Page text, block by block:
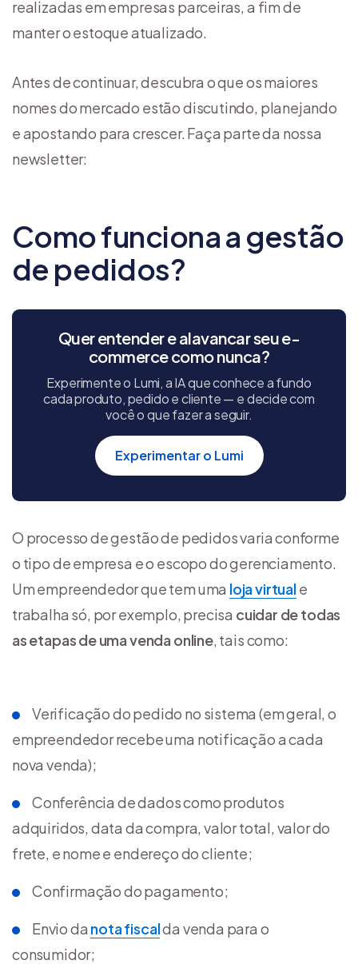
realizadas em empresas parceiras, a fim de
manter o estoque atualizado.
Antes de continuar, descubra o que os maiores
nomes do mercado estão discutindo, planejando
e apostando para crescer. Faça parte da nossa
newsletter:
Como funciona a gestão
de pedidos?
Quer entender e alavancar seu e-
commerce como nunca?
Experimente o Lumi, a IA que conhece a fundo
cada produto, pedido e cliente — e decide com
você o que fazer a seguir.
Experimentar o Lumi
O processo de gestão de pedidos varia conforme
o tipo de empresa e o escopo do gerenciamento.
Um empreendedor que tem uma loja virtuale
trabalha só, por exemplo, precisa cuidar de todas
as etapas de uma venda online, tais como:
Verificação do pedido no sistema (em geral, o
empreendedor recebe uma notificação a cada
nova venda);
Conferência de dados como produtos
adquiridos, data da compra, valor total, valor do
frete, e nome e endereço do cliente;
Confirmação do pagamento;
Envio da nota fiscalda venda para o
consumidor;